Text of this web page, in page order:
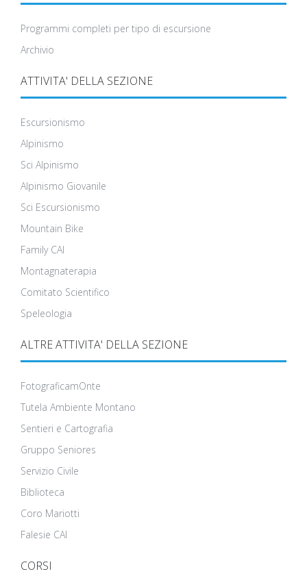
Programmi completi per tipo di escursione
Archivio
ATTIVITA' DELLA SEZIONE
Escursionismo
Alpinismo
Sci Alpinismo
Alpinismo Giovanile
Sci Escursionismo
Mountain Bike
Family CAI
Montagnaterapia
Comitato Scientifico
Speleologia
ALTRE ATTIVITA' DELLA SEZIONE
FotograficamOnte
Tutela Ambiente Montano
Sentieri e Cartografia
Gruppo Seniores
Servizio Civile
Biblioteca
Coro Mariotti
Falesie CAI
CORSI